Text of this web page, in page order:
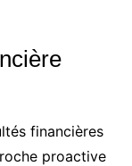
financières
proactive